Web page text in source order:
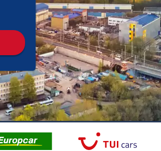
Recogida Devolución